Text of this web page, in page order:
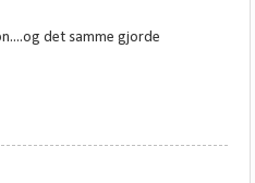
det samme gjorde